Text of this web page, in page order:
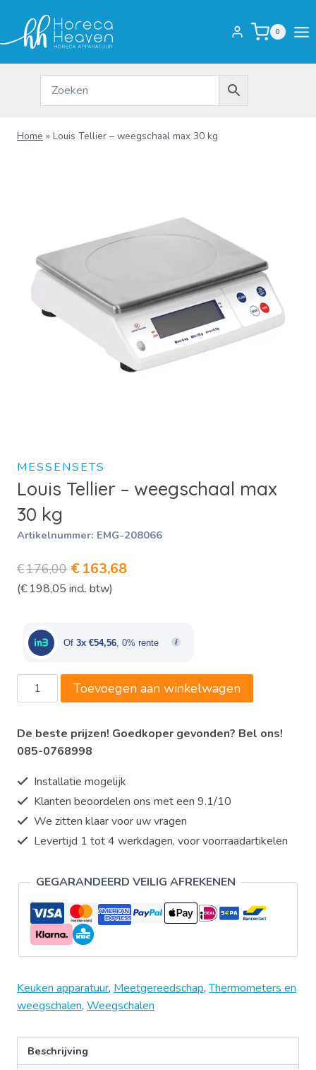
inhoud
0
Home » Louis Tellier – weegschaal max 30 kg
MESSENSETS
Louis Tellier – weegschaal max
30 kg
Artikelnummer: EMG-208066
€176,00 Oorspronkelijke
prijs
€176,00.
€163,68Huidige
€163,68.
(€ 198,05 incl. btw)
Of 3x €54,56 , 0% rente
Louis
Tellier
weegschaal
max
kg
aantal
Toevoegen aan winkelwagen
De beste prijzen! Goedkoper gevonden? Bel ons!
085-0768998
Installatie mogelijk
Klanten beoordelen ons met een 9.1/10
We zitten klaar voor uw vragen
Levertijd 1 tot 4 werkdagen, voor voorraadartikelen
GEGARANDEERD VEILIG AFREKENEN
Keuken apparatuur, Meetgereedschap,Thermometers en
weegschalen, Weegschalen
Beschrijving